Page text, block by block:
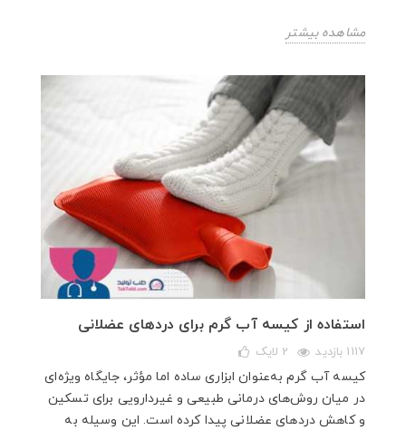
مشاهده بیشتر
استفاده از کیسه آب گرم برای دردهای عضلانی
1117 بازدید 2 لایک
کیسه آب گرم به‌عنوان ابزاری ساده اما مؤثر، جایگاه ویژه‌ای
در میان روش‌های درمانی طبیعی و غیردارویی برای تسکین
و کاهش دردهای عضلانی پیدا کرده است. این وسیله به